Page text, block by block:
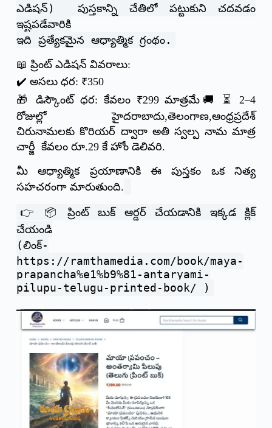
ఎడిషన్) పుస్తకాన్ని చేతిలో పట్టుకుని చదవడం
ఇష్టపడేవారికి
ఇది ప్రత్యేకమైన ఆధ్యాత్మిక గ్రంథం.
📖 ప్రింట్ ఎడిషన్ వివరాలు:
✔️ అసలు ధర: ₹350
🎁 డిస్కౌంట్ ధర: కేవలం ₹299 మాత్రమే🚚 ⏳ 2–4
రోజుల్లో హైదరాబాదు,తెలంగాణ,ఆంధ్రప్రదేశ్
చిరునామలకు కొరియర్ ద్వారా అతి స్వల్ప నామ మాత్ర
చార్జీ కేవలం రూ.29 కే హోం డెలివరి.
మీ ఆధ్యాత్మిక ప్రయాణానికి ఈ పుస్తకం ఒక నిత్య
సహచరంగా మారుతుంది.
👉 📦 ప్రింట్ బుక్ ఆర్డర్ చేయడానికి ఇక్కడ క్లిక్
చేయండి
(లింక్-
https://ramthamedia.com/book/maya-
prapancha%e1%b9%81-antaryami-
pilupu-telugu-printed-book/ )